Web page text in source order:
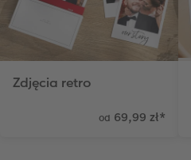
Zdjęcia retro
od 69,99 zł*